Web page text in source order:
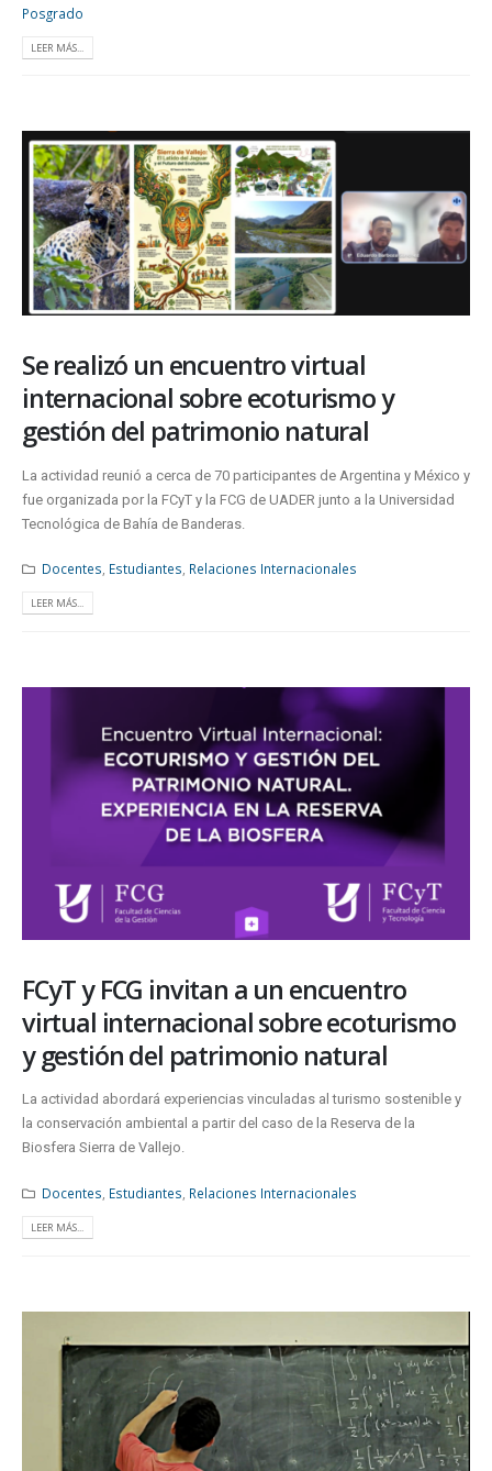
Posgrado
LEER MÁS...
Se realizó un encuentro virtual
internacional sobre ecoturismo y
gestión del patrimonio natural
La actividad reunió a cerca de 70 participantes de Argentina y México y
fue organizada por la FCyT y la FCG de UADER junto a la Universidad
Tecnológica de Bahía de Banderas.
Docentes, Estudiantes, Relaciones Internacionales
LEER MÁS...
FCyT y FCG invitan a un encuentro
virtual internacional sobre ecoturismo
y gestión del patrimonio natural
La actividad abordará experiencias vinculadas al turismo sostenible y
la conservación ambiental a partir del caso de la Reserva de la
Biosfera Sierra de Vallejo.
Docentes Estudiantes Relaciones Internacionales
LEER MÁS...